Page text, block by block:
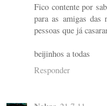
Fico contente por
para as amigas
pessoas que já
beijinhos a todas
Responder